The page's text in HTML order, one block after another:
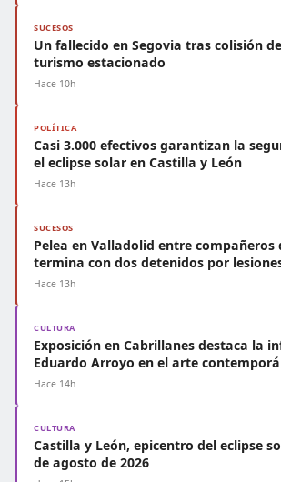
SUCESOS
Un fallecido en Segovia tras colisión
turismo estacionado
Hace 10h
POLÍTICA
Casi 3.000 efectivos garantizan la
el eclipse solar en Castilla y León
Hace 13h
SUCESOS
Pelea en Valladolid entre compañeros
termina con dos detenidos por
Hace 13h
CULTURA
Exposición en Cabrillanes destaca la
Eduardo Arroyo en el arte
Hace 14h
CULTURA
Castilla y León, epicentro del eclipse
de agosto de 2026